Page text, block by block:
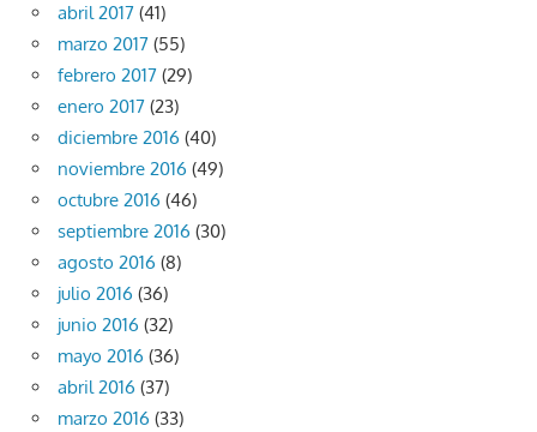
abril 2017 (41)
marzo 2017 (55)
febrero 2017 (29)
enero 2017 (23)
diciembre 2016 (40)
noviembre 2016 (49)
octubre 2016 (46)
septiembre 2016 (30)
agosto 2016 (8)
julio 2016 (36)
junio 2016 (32)
mayo 2016 (36)
abril 2016 (37)
marzo 2016 (33)